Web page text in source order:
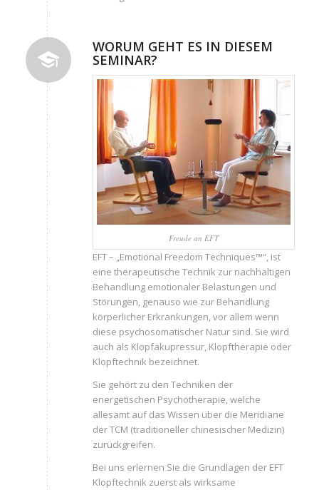
WORUM GEHT ES IN DIESEM
SEMINAR?
Freude an EFT
EFT – „Emotional Freedom Techniques™“, ist
eine therapeutische Technik zur nachhaltigen
Behandlung emotionaler Belastungen und
Störungen, genauso wie zur Behandlung
körperlicher Erkrankungen, vor allem wenn
diese psychosomatischer Natur sind. Sie wird
auch als Klopfakupressur, Klopftherapie oder
Klopftechnik bezeichnet.
Sie gehört zu den Techniken der
energetischen Psychotherapie, welche
allesamt auf das Wissen über die Meridiane
der TCM (traditioneller chinesischer Medizin)
zurückgreifen.
Bei uns erlernen Sie die Grundlagen der EFT
Klopftechnik zuerst als wirksame